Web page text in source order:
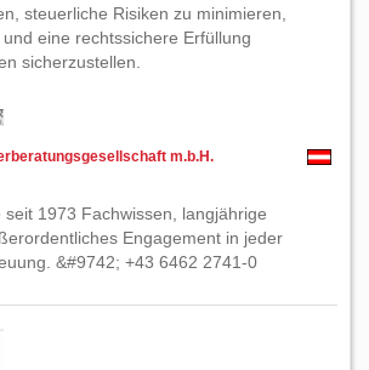
steuerliche Risiken zu minimieren,
eine rechtssichere Erfüllung
sicherzustellen.
m.b.H.
seit 1973 Fachwissen, langjährige
Engagement in jeder
&#9742; +43 6462 2741-0